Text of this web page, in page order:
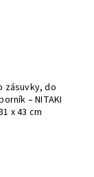
zásuvky, do
– NITAKI
x 43 cm